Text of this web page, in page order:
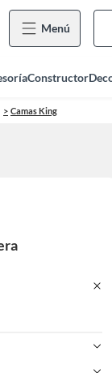
Menú
Constructor
Camas King